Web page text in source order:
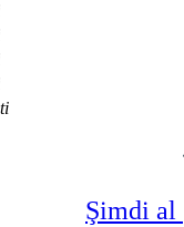
Şimdi al